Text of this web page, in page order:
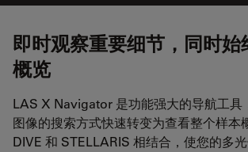
即时观察重要细节，同时始
概览
LAS X Navigator 是功能强大的导航工具
图像的搜索方式快速转变为查看整个样本
DIVE 和 STELLARIS 相结合，使您的多